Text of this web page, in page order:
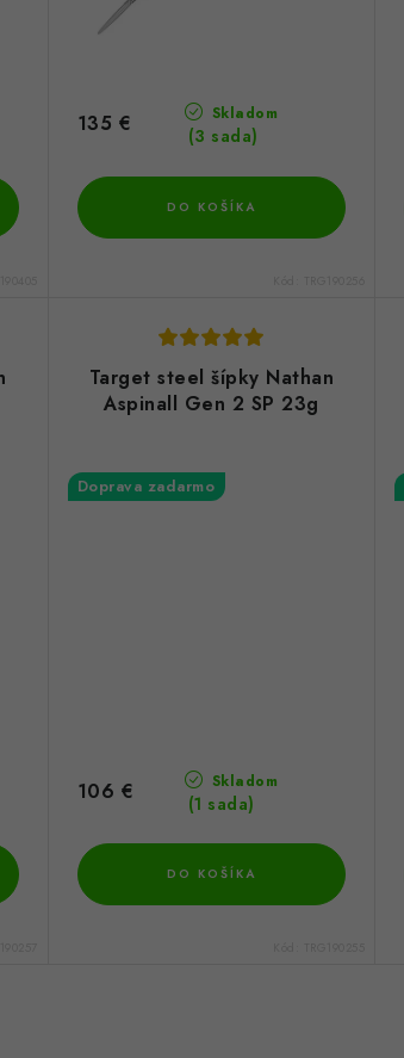
Skladom
(3 sada)
135 €
DO KOŠÍKA
Target steel šípky Nathan
Aspinall Gen 2 SP 23g
Doprava zadarmo
Skladom
(1 sada)
106 €
DO KOŠÍKA